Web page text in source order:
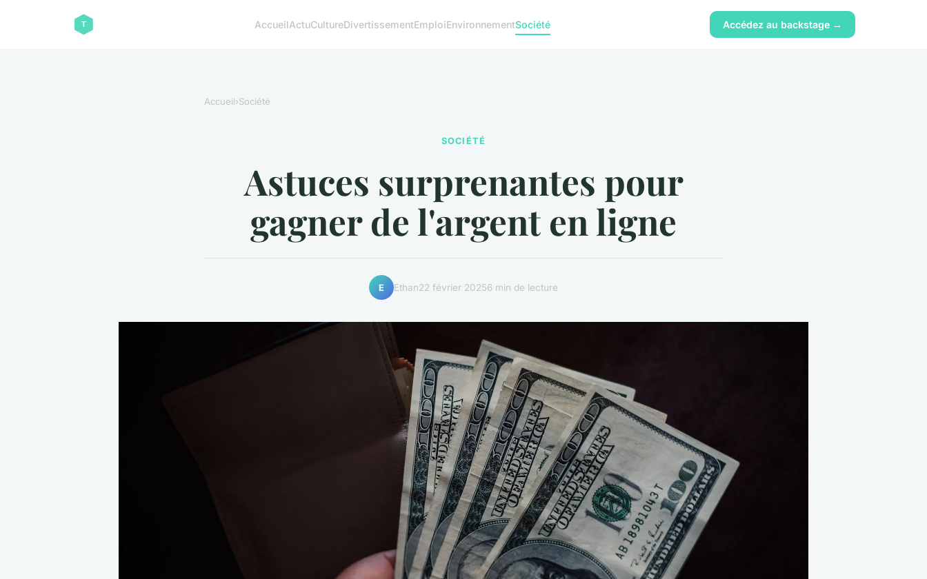
AccueilActuCultureDivertissementEmploiEnvironnementSociété Accédez au backstage →
Accueil›Société
SOCIÉTÉ
Astuces surprenantes pour
gagner de l'argent en ligne
E Ethan22 février 20256 min de lecture